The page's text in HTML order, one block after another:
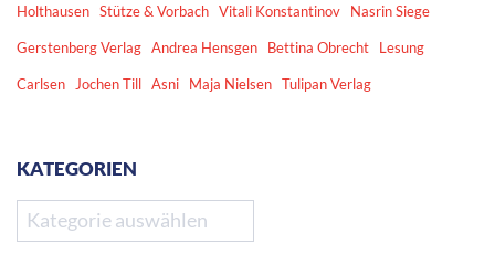
Holthausen Stütze & Vorbach Vitali Konstantinov Nasrin Siege
Gerstenberg Verlag Andrea Hensgen Bettina Obrecht Lesung
Carlsen Jochen Till Asni Maja Nielsen Tulipan Verlag
KATEGORIEN
Kategorien